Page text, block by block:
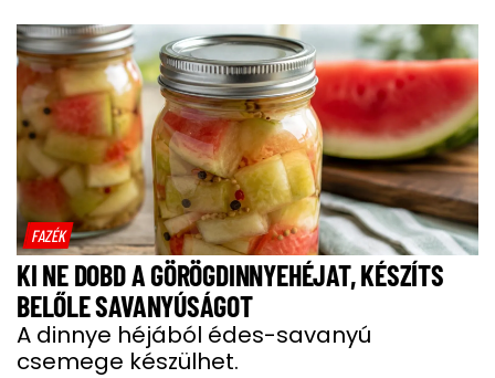
FAZÉK
KI NE DOBD A GÖRÖGDINNYEHÉJAT, KÉSZÍTS
BELŐLE SAVANYÚSÁGOT
A dinnye héjából édes-savanyú
csemege készülhet.